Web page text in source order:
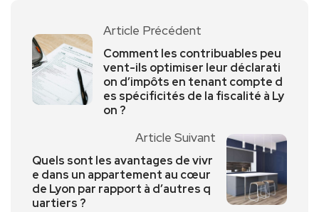
Article Précédent
Comment les contribuables peu
vent-ils optimiser leur déclarati
on d’impôts en tenant compte d
es spécificités de la fiscalité à Ly
on ?
Article Suivant
Quels sont les avantages de vivr
e dans un appartement au cœur
de Lyon par rapport à d’autres q
uartiers ?